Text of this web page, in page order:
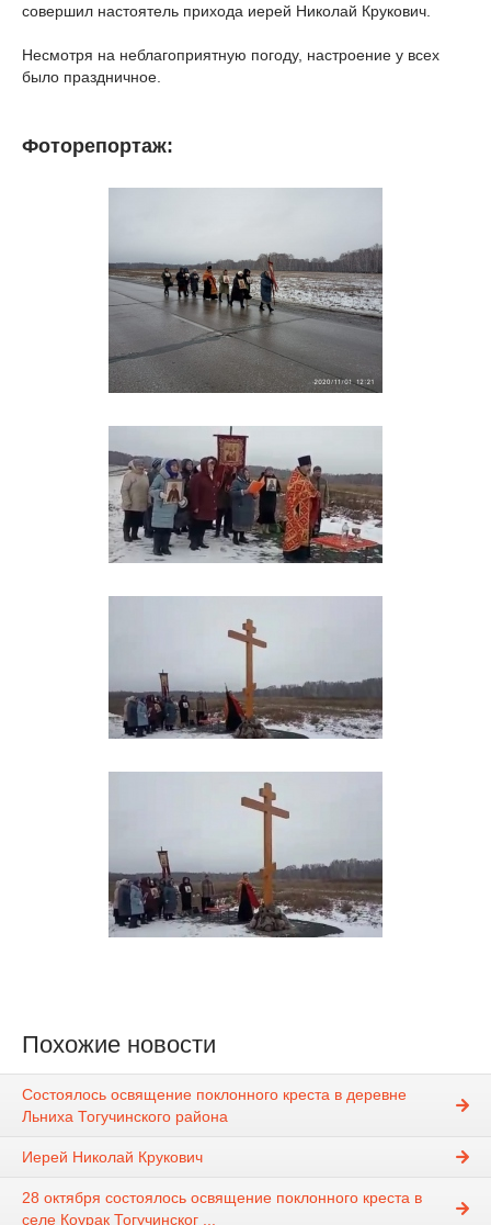
совершил настоятель прихода иерей Николай Крукович.
Несмотря на неблагоприятную погоду, настроение у всех
было праздничное.
Фоторепортаж:
Похожие новости
Состоялось освящение поклонного креста в деревне
Льниха Тогучинского района
Иерей Николай Крукович
28 октября состоялось освящение поклонного креста в
селе Коурак Тогучинског ...